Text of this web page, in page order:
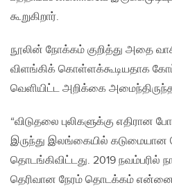
கூறுகிறார்.
நூலின் நோக்கம் குறித்து அதை
விளங்கிக் கொள்ளக்கூடியதாக
வெளியிட்ட அறிக்கை
“விடுதலை புலிகளுக்கு எதிரான
இருந்து இலங்கையில் கடுமையான
தொடங்கிவிட்டது. 2019 நவம்பரில்
தெரிவான நேரம் தொடக்கம் என்னை